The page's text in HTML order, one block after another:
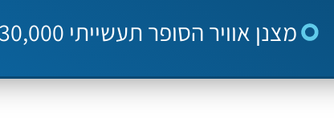
מצנן אוויר הסופר תעשייתי Colder 30,000